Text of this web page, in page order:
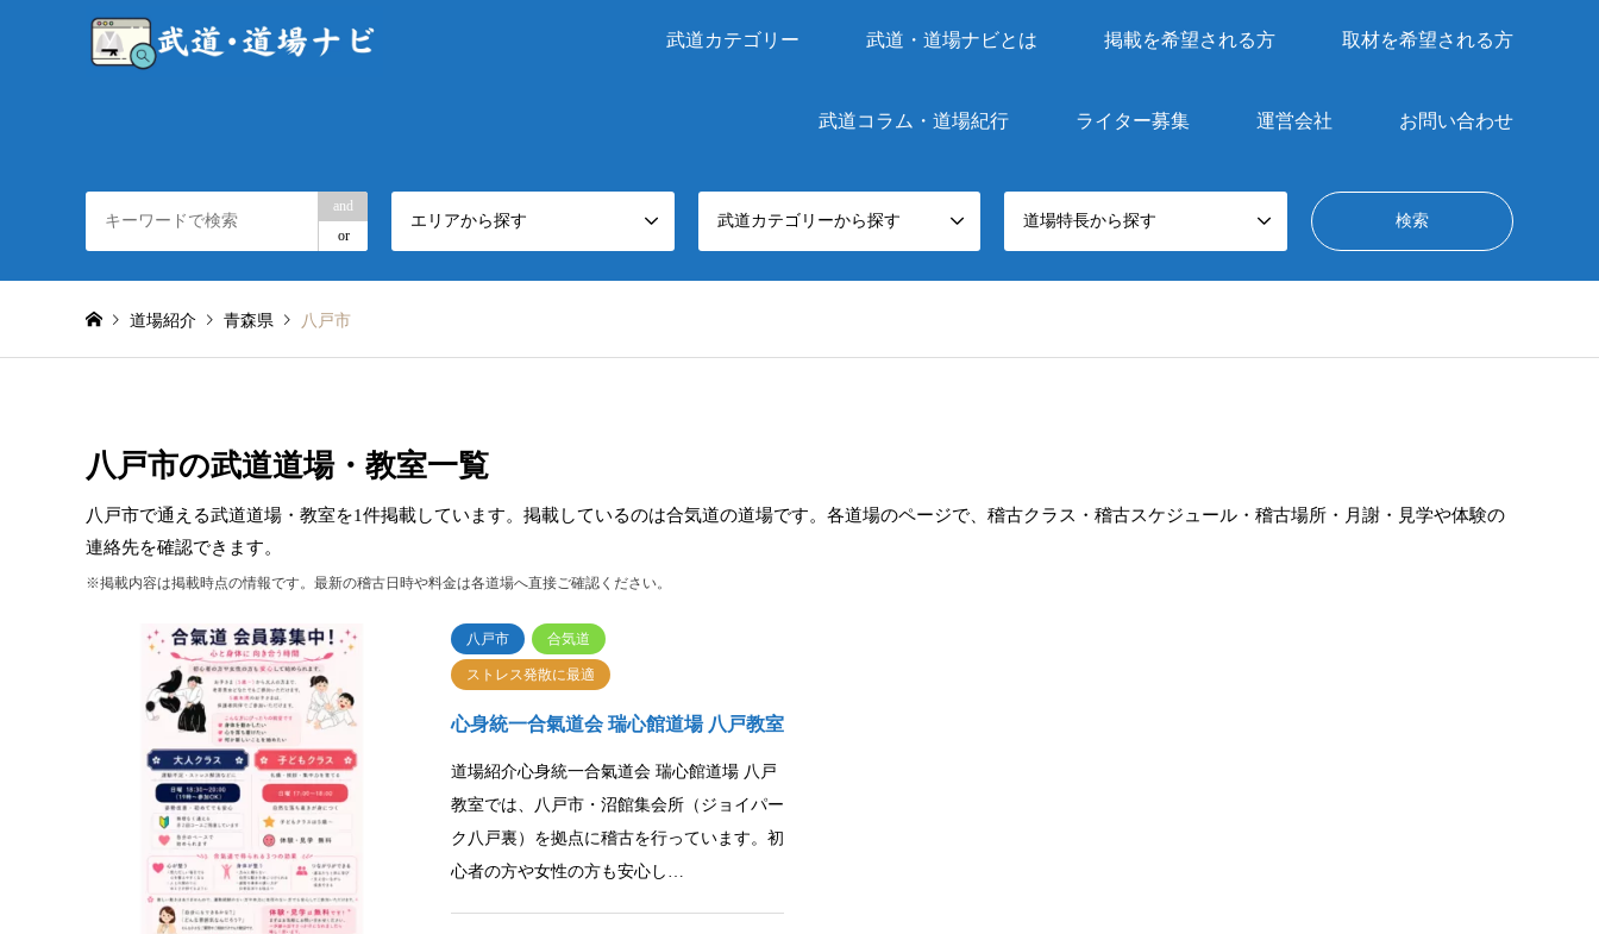
武道カテゴリー 武道・道場ナビとは 掲載を希望される方 取材を希望される方
武道コラム・道場紀行 ライター募集 運営会社 お問い合わせ
and
or
エリアから探す 武道カテゴリーから探す 道場特長から探す
道場紹介 青森県 八戸市
八戸市の武道道場・教室一覧
八戸市で通える武道道場・教室を1件掲載しています。掲載しているのは合気道の道場です。各道場のページで、稽古クラス・稽古スケジュール・稽古場所・月謝・見学や体験の
連絡先を確認できます。
※掲載内容は掲載時点の情報です。最新の稽古日時や料金は各道場へ直接ご確認ください。
八戸市 合気道
ストレス発散に最適
心身統一合氣道会 瑞心館道場 八戸教室
道場紹介心身統一合氣道会 瑞心館道場 八戸
教室では、八戸市・沼館集会所（ジョイパー
ク八戸裏）を拠点に稽古を行っています。初
心者の方や女性の方も安心し…